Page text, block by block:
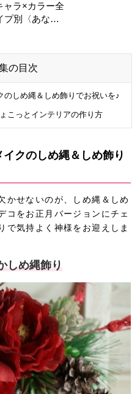
ャラ×カラー全
プ別〈あなた
の目次
のしめ縄＆しめ飾りでお祝いを♪
こっとインテリアの作り方
クのしめ縄＆しめ飾り
かせないのが、しめ縄＆しめ
コをお正月バージョンにチェ
で気持よく神様をお迎えしま
しめ縄飾り